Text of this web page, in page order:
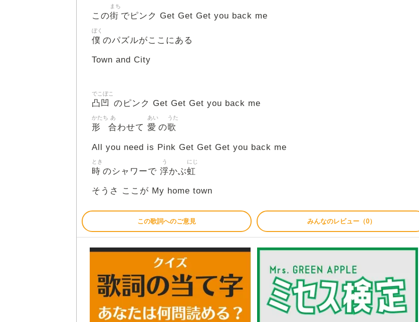
この街
まち
でピンク Get Get Get you back me
僕
ぼく
のパズルがここにある
Town and City
凸凹
でこぼこ
のピンク Get Get Get you back me
形
かたち
合
あ
わせて 愛
あい
の歌
うた
All you need is Pink Get Get Get you back me
時
とき
のシャワーで 浮
う
かぶ虹
にじ
そうさ ここが My home town
この歌詞へのご意見 みんなのレビュー（0）